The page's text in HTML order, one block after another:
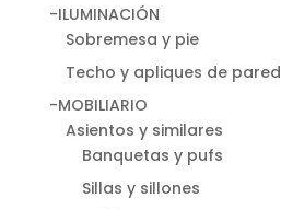
-ILUMINACIÓN
Sobremesa y pie
Techo y apliques de pared
-MOBILIARIO
Asientos y similares
Banquetas y pufs
Sillas y sillones